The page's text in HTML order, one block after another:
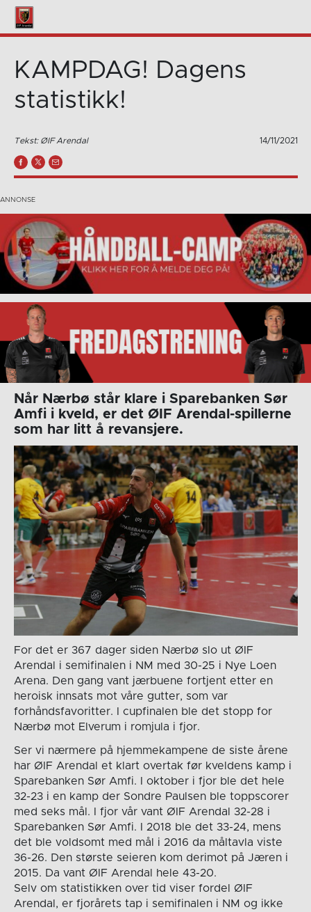
KAMPDAG! Dagens
statistikk!
Tekst: ØIF Arendal 14/11/2021
Når Nærbø står klare i Sparebanken Sør
Amfi i kveld, er det ØIF Arendal-spillerne
som har litt å revansjere.
For det er 367 dager siden Nærbø slo ut ØIF
Arendal i semifinalen i NM med 30-25 i Nye Loen
Arena. Den gang vant jærbuene fortjent etter en
heroisk innsats mot våre gutter, som var
forhåndsfavoritter. I cupfinalen ble det stopp for
Nærbø mot Elverum i romjula i fjor.
Ser vi nærmere på hjemmekampene de siste årene
har ØIF Arendal et klart overtak før kveldens kamp i
Sparebanken Sør Amfi. I oktober i fjor ble det hele
32-23 i en kamp der Sondre Paulsen ble toppscorer
med seks mål. I fjor vår vant ØIF Arendal 32-28 i
Sparebanken Sør Amfi. I 2018 ble det 33-24, mens
det ble voldsomt med mål i 2016 da måltavla viste
36-26. Den største seieren kom derimot på Jæren i
2015. Da vant ØIF Arendal hele 43-20.
Selv om statistikken over tid viser fordel ØIF
Arendal, er fjorårets tap i semifinalen i NM og ikke